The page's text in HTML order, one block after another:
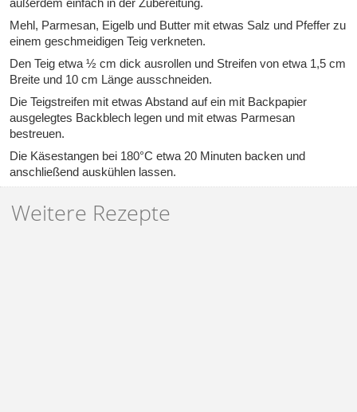
außerdem einfach in der Zubereitung.
Mehl, Parmesan, Eigelb und Butter mit etwas Salz und Pfeffer zu
einem geschmeidigen Teig verkneten.
Den Teig etwa ½ cm dick ausrollen und Streifen von etwa 1,5 cm
Breite und 10 cm Länge ausschneiden.
Die Teigstreifen mit etwas Abstand auf ein mit Backpapier
ausgelegtes Backblech legen und mit etwas Parmesan
bestreuen.
Die Käsestangen bei 180°C etwa 20 Minuten backen und
anschließend auskühlen lassen.
Weitere Rezepte